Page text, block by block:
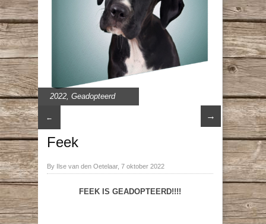
2022, Geadopteerd
← →
Feek
By Ilse van den Oetelaar, 7 oktober 2022
FEEK IS GEADOPTEERD!!!!